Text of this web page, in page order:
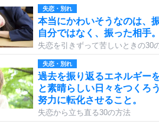
失恋・別れ
本当にかわいそうなのは、
自分ではなく、振った相手。
失恋を引きずって苦しいときの30
失恋・別れ
過去を振り返るエネルギー
と素晴らしい日々をつくろ
努力に転化させること。
失恋から立ち直る30の方法